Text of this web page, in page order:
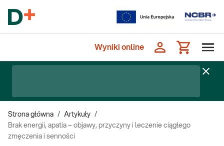
Wyniki online
Strona główna / Artykuły /
Brak energii, apatia – objawy, przyczyny i leczenie ciągłego
zmęczenia i senności